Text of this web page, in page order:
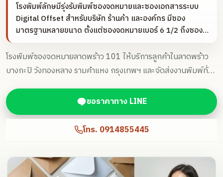
โรงพิมพ์ลักษมีรุ่งรับพิมพ์ซองจดหมายและซองเอกสารระบบ
Digital Offset สำหรับบริษัท ร้านค้า และองค์กร มีซอง
มาตรฐานหลายขนาด ตั้งแต่ซองจดหมายเบอร์ 6 1/2 ถึงซอง
ส่งทั่วประเทศ
โรงพิมพ์ซองจดหมายลาดพร้าว 101 ให้บริการลูกค้าในลาดพร้าว
บางกะปิ วังทองหลาง รามคำแหง กรุงเทพฯ และจัดส่งงานพิมพ์ทั่ว
ขอราคาทาง LINE
โทร. 0914855445